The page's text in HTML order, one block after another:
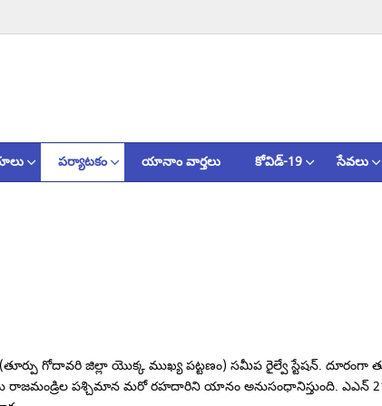
పర్యాటకం యానాం వార్తలు కోవిడ్-19 సేవలు
గోదావరి జిల్లా యొక్క ముఖ్య పట్టణం) సమీప రైల్వే స్టేషన్. దూరంగా
పశ్చిమాన మరో రహదారిని యానం అనుసంధానిస్తుంది. ఎఎన్